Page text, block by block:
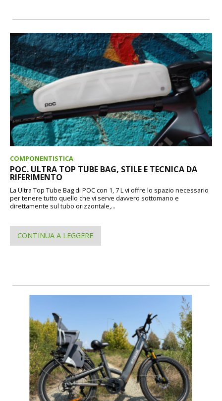
COMPONENTISTICA
POC. ULTRA TOP TUBE BAG, STILE E TECNICA DA
RIFERIMENTO
La Ultra Top Tube Bag di POC con 1, 7 L vi offre lo spazio necessario
per tenere tutto quello che vi serve davvero sottomano e
direttamente sul tubo orizzontale,...
CONTINUA A LEGGERE